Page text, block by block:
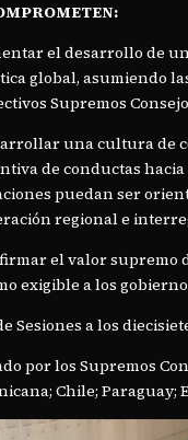
el desarrollo de
global, asumiendo
Supremos
una cultura de
de conductas
puedan ser
regional e
el valor supremo
exigible a los
Sesiones a los
por los Supremos
Chile; Paraguay;